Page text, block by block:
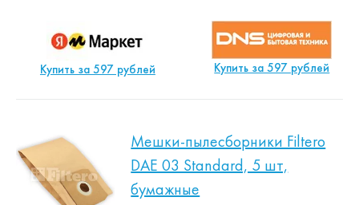
Купить за 597 рублей Купить за 597 рублей
Мешки-пылесборники Filtero
DAE 03 Standard, 5 шт,
бумажные